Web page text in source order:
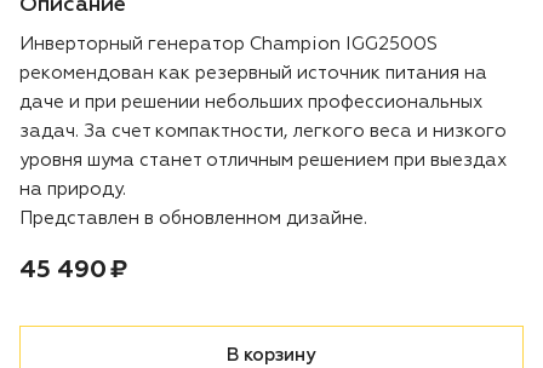
Мотопомпы
Подметальные машины
Строительная техника
Культиваторы
Двигатели
Описание
Инверторный генератор Champion IGG2500S
рекомендован как резервный источник питания на
даче и при решении небольших профессиональных
задач. За счет компактности, легкого веса и низкого
уровня шума станет отличным решением при выездах
на природу.
Представлен в обновленном дизайне.
В корзину
Цена:
45 490 ₽рублей